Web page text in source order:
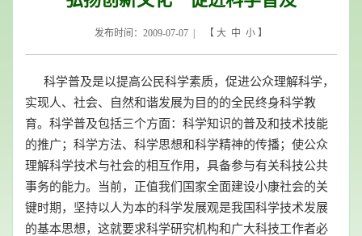
发布时间：2009-07-07 | 【 大 中 小 】
科学普及是以提高公民科学素质，促进公众理解科学，
实现人、社会、自然和谐发展为目的的全民终身科学教
育。 科学普及包括三个方面：科学知识的普及和技术技能
的推广；科学方法、科学思想和科学精神的传播；使公众
理解科学技术与社会的相互作用，具备参与有关科技公共
事务的能力。
当前，正值我们国家全面建设小康社会的关
键时期，坚持以人为本的科学发展观是我国科学技术发展
的基本思想，这就要求科学研究机构和广大科技工作者必